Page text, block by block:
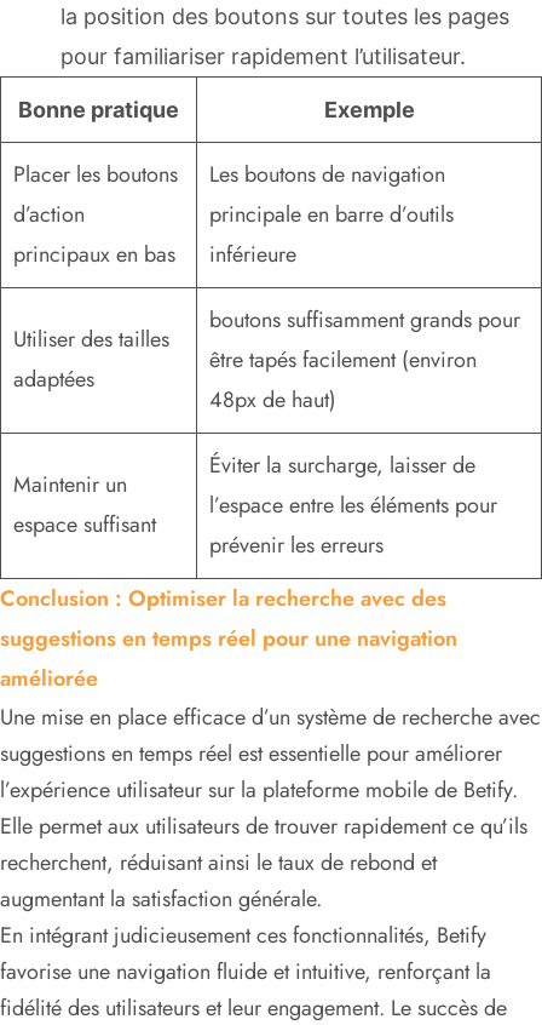
la position des boutons sur toutes les pages
pour familiariser rapidement l’utilisateur.
Bonne pratique Exemple
Placer les boutons
d’action
principaux en bas
Les boutons de navigation
principale en barre d’outils
inférieure
Utiliser des tailles
adaptées
boutons suffisamment grands pour
être tapés facilement (environ
48px de haut)
Maintenir un
espace suffisant
Éviter la surcharge, laisser de
l’espace entre les éléments pour
prévenir les erreurs
Conclusion : Optimiser la recherche avec des
suggestions en temps réel pour une navigation
améliorée
Une mise en place efficace d’un système de recherche avec
suggestions en temps réel est essentielle pour améliorer
l’expérience utilisateur sur la plateforme mobile de Betify.
Elle permet aux utilisateurs de trouver rapidement ce qu’ils
recherchent, réduisant ainsi le taux de rebond et
augmentant la satisfaction générale.
En intégrant judicieusement ces fonctionnalités, Betify
favorise une navigation fluide et intuitive, renforçant la
fidélité des utilisateurs et leur engagement. Le succès de